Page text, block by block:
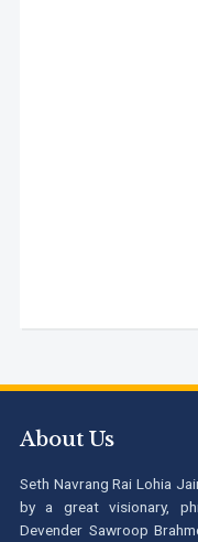
About Us
Seth Navrang Rai Lohia
by a great visionary,
Devender Sawroop